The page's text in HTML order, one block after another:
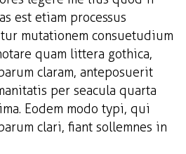
est etiam processus
mutationem consuetudium
quam littera gothica,
claram, anteposuerit
per seacula quarta
Eodem modo typi, qui
clari, fiant sollemnes in